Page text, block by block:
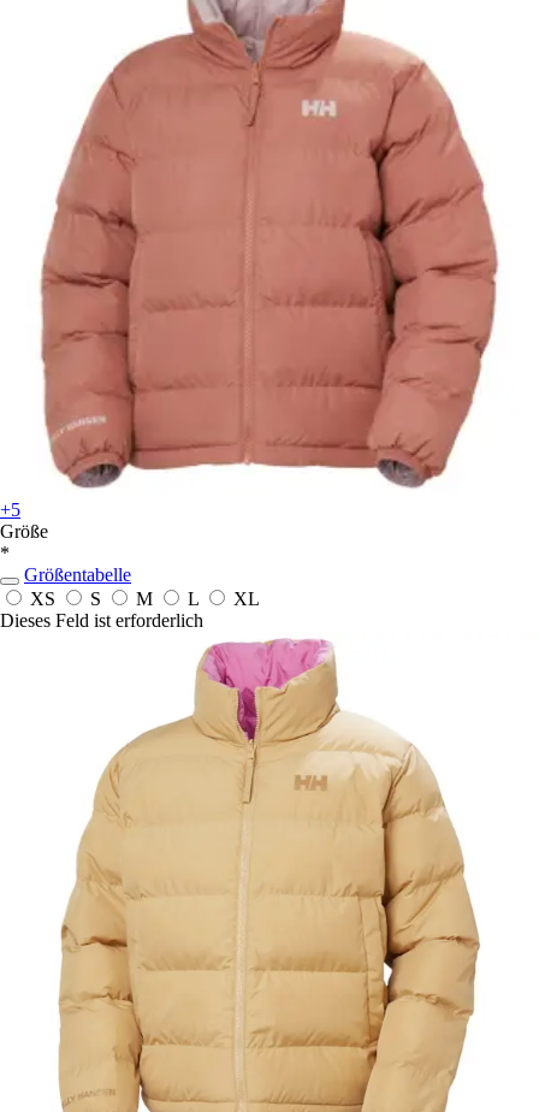
+5
Größe
*
Größentabelle
XS
S M L
XL
Dieses Feld ist erforderlich